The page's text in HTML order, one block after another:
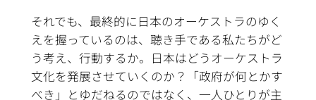
それでも、最終的に日本のオーケストラのゆく
えを握っているのは、聴き手である私たちがど
う考え、行動するか。日本はどうオーケストラ
文化を発展させていくのか？「政府が何とかす
べき」とゆだねるのではなく、一人ひとりが主